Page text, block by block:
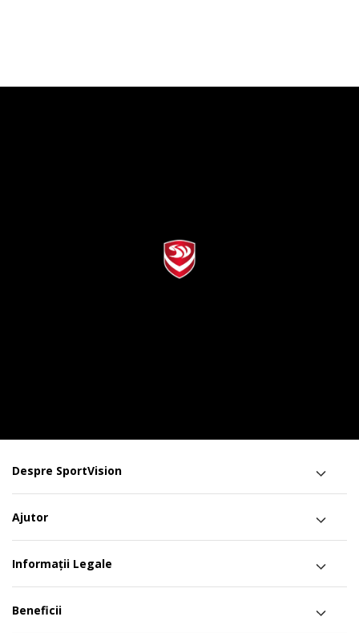
Despre SportVision
Ajutor
Informații Legale
Beneficii